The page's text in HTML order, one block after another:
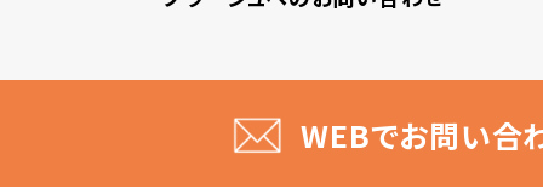
WEBでお問い合